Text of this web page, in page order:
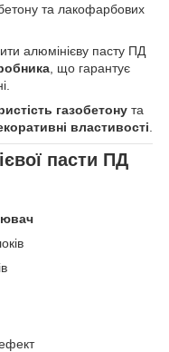
та лакофарбових
алюмінієву пасту ПД
, що гарантує
газобетону та
властивості
пасти ПД